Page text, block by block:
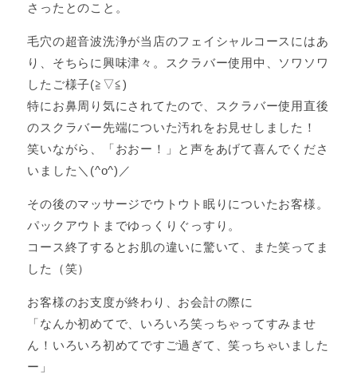
さったとのこと。
毛穴の超音波洗浄が当店のフェイシャルコースにはあ
り、そちらに興味津々。スクラバー使用中、ソワソワ
したご様子(≧▽≦)
特にお鼻周り気にされてたので、スクラバー使用直後
のスクラバー先端についた汚れをお見せしました！
笑いながら、「おおー！」と声をあげて喜んでくださ
いました＼(^o^)／
その後のマッサージでウトウト眠りについたお客様。
パックアウトまでゆっくりぐっすり。
コース終了するとお肌の違いに驚いて、また笑ってま
した（笑）
お客様のお支度が終わり、お会計の際に
「なんか初めてで、いろいろ笑っちゃってすみませ
ん！いろいろ初めてですご過ぎて、笑っちゃいました
ー」